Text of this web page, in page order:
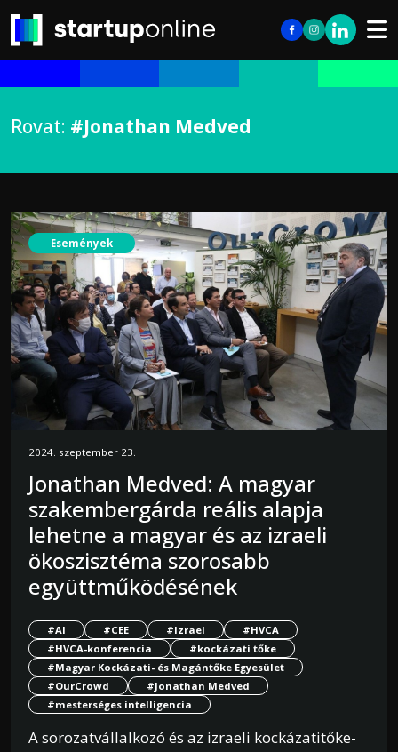
Rovat: #Jonathan Medved
Események
2024. szeptember 23.
Jonathan Medved: A magyar
szakembergárda reális alapja
lehetne a magyar és az izraeli
ökoszisztéma szorosabb
együttműködésének
#AI #CEE #Izrael
#HVCA
#HVCA-konferencia
#kockázati tőke
#Magyar Kockázati- és Magántőke Egyesület
#OurCrowd
#Jonathan Medved
#mesterséges intelligencia
A sorozatvállalkozó és az izraeli kockázatitőke-